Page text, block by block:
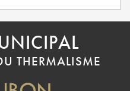
THERMALISME